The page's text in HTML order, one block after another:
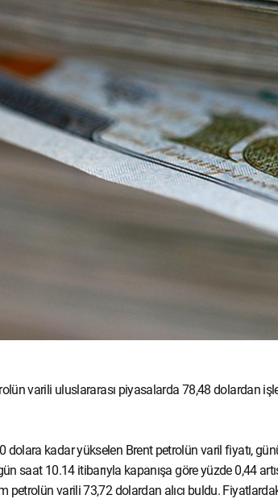
varili uluslararası piyasalarda 78,48 dolardan
dolara kadar yükselen Brent petrolün varil fiyatı,
saat 10.14 itibarıyla kapanışa göre yüzde 0,44
petrolün varili 73,72 dolardan alıcı buldu.